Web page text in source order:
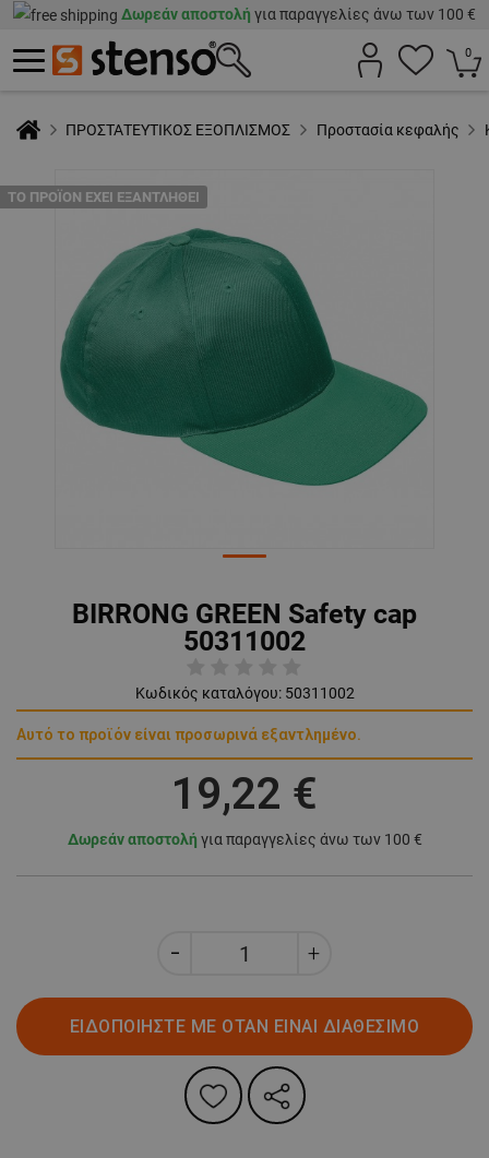
Δωρεάν αποστολή για παραγγελίες άνω των 100 €
0
ΠΡΟΣΤΑΤΕΥΤΙΚΟΣ ΕΞΟΠΛΙΣΜΟΣ Προστασία κεφαλής
ТΟ ΠΡΟΪΌΝ ΈΧΕΙ ΕΞΑΝΤΛΗΘΕΊ
BIRRONG GREEN Safety cap
50311002
Κωδικός καταλόγου: 50311002
Αυτό το προϊόν είναι προσωρινά εξαντλημένο.
19,22 €
Δωρεάν αποστολή για παραγγελίες άνω των 100 €
ΕΙΔΟΠΟΙΗΣΤΕ ΜΕ ΟΤΑΝ ΕΙΝΑΙ ΔΙΑΘΕΣΙΜΟ